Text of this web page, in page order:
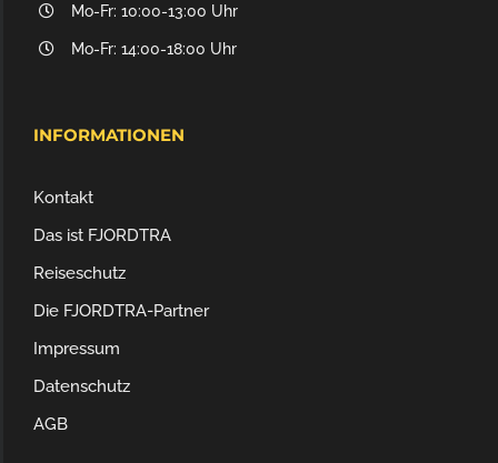
Mo-Fr: 10:00-13:00 Uhr
Mo-Fr: 14:00-18:00 Uhr
INFORMATIONEN
Kontakt
Das ist FJORDTRA
Reiseschutz
Die FJORDTRA-Partner
Impressum
Datenschutz
AGB